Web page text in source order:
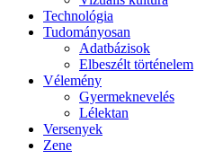
Technológia
Tudományosan
Adatbázisok
Elbeszélt történelem
Vélemény
Gyermeknevelés
Lélektan
Versenyek
Zene